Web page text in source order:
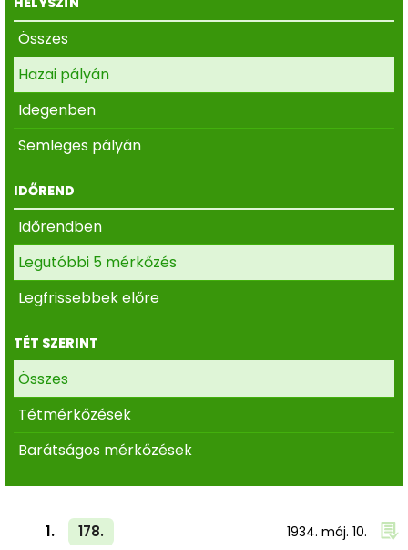
Összes
Hazai pályán
Idegenben
Semleges pályán
IDŐREND
Időrendben
Legutóbbi 5 mérkőzés
Legfrissebbek előre
TÉT SZERINT
Összes
Tétmérkőzések
Barátságos mérkőzések
1. 178. 1934. máj. 10.